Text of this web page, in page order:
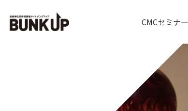
CMCセミナー